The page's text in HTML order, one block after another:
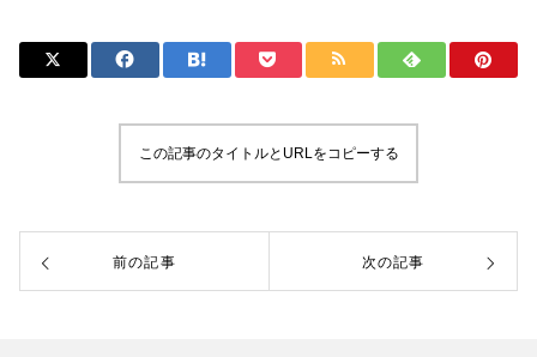
この記事のタイトルとURLをコピーする
前の記事 次の記事